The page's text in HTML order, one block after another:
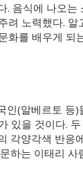
음식에 나오는
노력했다.
화를 배우게 되
(알베르토 등
있을 것이다.
각양각색 반응
하는 이태리 사